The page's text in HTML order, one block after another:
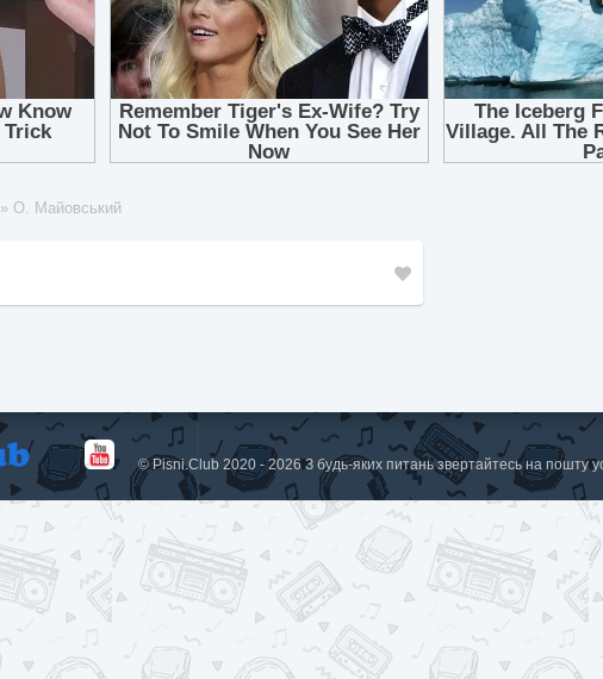
» О. Майовський
© Pisni.Club 2020 - 2026 З будь-яких питань звертайтесь на пошту